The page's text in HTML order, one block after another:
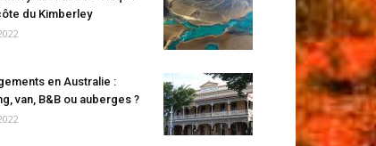
du Kimberley
en Australie :
van, B&B ou auberges ?